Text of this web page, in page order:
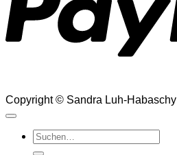
Copyright © Sandra Luh-Habaschy
Suchen
nach: